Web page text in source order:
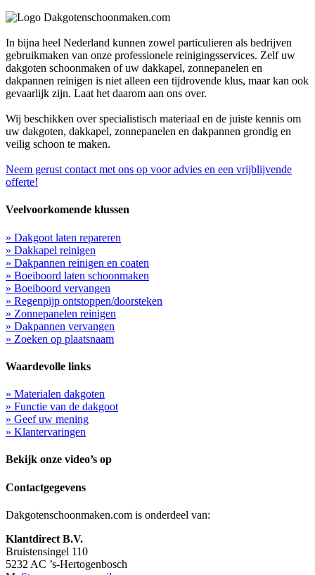
In bijna heel Nederland kunnen zowel particulieren als bedrijven
gebruikmaken van onze professionele reinigingsservices. Zelf uw
dakgoten schoonmaken of uw dakkapel, zonnepanelen en
dakpannen reinigen is niet alleen een tijdrovende klus, maar kan ook
gevaarlijk zijn. Laat het daarom aan ons over.
Wij beschikken over specialistisch materiaal en de juiste kennis om
uw dakgoten, dakkapel, zonnepanelen en dakpannen grondig en
veilig schoon te maken.
Neem gerust contact met ons op voor advies en een vrijblijvende
offerte!
Veelvoorkomende klussen
» Dakgoot laten repareren
» Dakkapel reinigen
» Dakpannen reinigen en coaten
» Boeiboord laten schoonmaken
» Boeiboord vervangen
» Regenpijp ontstoppen/doorsteken
» Zonnepanelen reinigen
» Dakpannen vervangen
» Zoeken op plaatsnaam
Waardevolle links
» Materialen dakgoten
» Functie van de dakgoot
» Geef uw mening
» Klantervaringen
Bekijk onze video’s op
Contactgegevens
Dakgotenschoonmaken.com is onderdeel van:
Klantdirect B.V.
Bruistensingel 110
5232 AC ’s-Hertogenbosch